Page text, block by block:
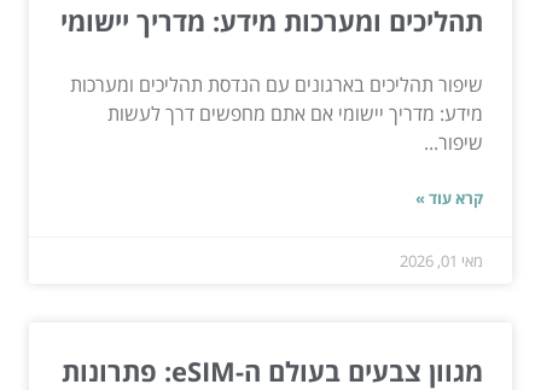
תהליכים ומערכות מידע: מדריך יישומי
שיפור תהליכים בארגונים עם הנדסת תהליכים ומערכות
מידע: מדריך יישומי אם אתם מחפשים דרך לעשות
שיפור...
קרא עוד »
מאי 01, 2026
מגוון צבעים בעולם ה-eSIM: פתרונות